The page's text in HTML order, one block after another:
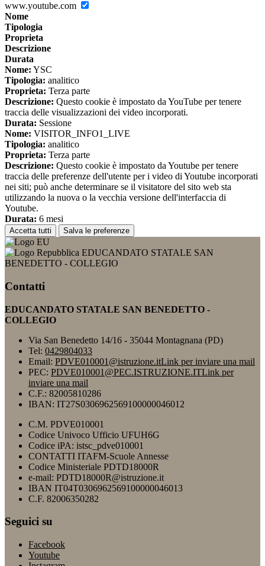
www.youtube.com
Nome
Tipologia
Proprieta
Descrizione
Durata
Nome: YSC
Tipologia: analitico
Proprieta: Terza parte
Descrizione: Questo cookie è impostato da YouTube per tenere
traccia delle visualizzazioni dei video incorporati.
Durata: Sessione
Nome: VISITOR_INFO1_LIVE
Tipologia: analitico
Proprieta: Terza parte
Descrizione: Questo cookie è impostato da Youtube per tenere
traccia delle preferenze dell'utente per i video di Youtube incorporati
nei siti; può anche determinare se il visitatore del sito web sta
utilizzando la nuova o la vecchia versione dell'interfaccia di
Youtube.
Durata: 6 mesi
Accetta tutti Salva le preferenze
EDUCANDATO STATALE SAN
BENEDETTO - COLLEGIO
Contatti
EDUCANDATO STATALE SAN BENEDETTO -
COLLEGIO
Via San Benedetto 14/16 - 35044 Montagnana (PD)
Tel: 0429804033
Email: PDVE010001@istruzione.itLink per inviare una mail
PEC: PDVE010001@PEC.ISTRUZIONE.ITLink per
inviare una mail
C.F.: 82005810286
IBAN: IT27S0306962569100000046012
C.M. PDVE010001
Codice Univoco Ufficio UFUH6G
Codice iPA: istsc_pdve010001
CONTATTI ITAFM-Scuole Annesse
Codice Ministeriale PDTD18000R
e-mail: PDTD18000R@istruzione.it
IBAN IT04T0306962569100000046013
C.F. 82006350282
Seguici su
Facebook
Youtube